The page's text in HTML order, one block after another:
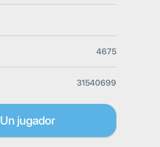
4675
31540699
Un jugador